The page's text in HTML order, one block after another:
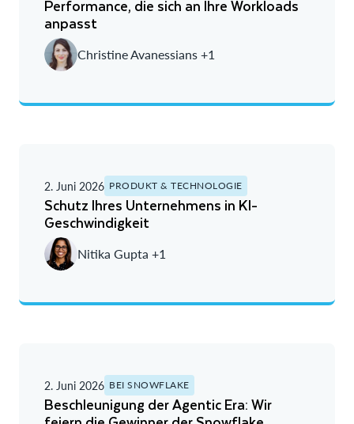
Performance, die sich an Ihre Workloads
anpasst
Christine Avanessians +1
2. Juni 2026 PRODUKT & TECHNOLOGIE
Schutz Ihres Unternehmens in KI-
Geschwindigkeit
Nitika Gupta +1
2. Juni 2026 BEI SNOWFLAKE
Beschleunigung der Agentic Era: Wir